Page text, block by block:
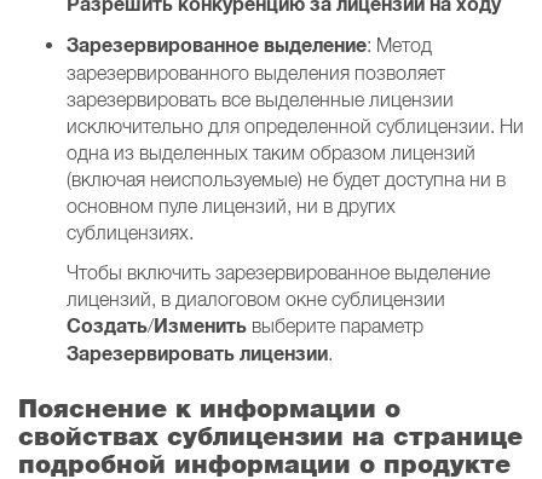
Зарезервированное выделение: Метод
зарезервированного выделения позволяет
зарезервировать все выделенные лицензии
исключительно для определенной сублицензии. Ни
одна из выделенных таким образом лицензий
(включая неиспользуемые) не будет доступна ни в
основном пуле лицензий, ни в других
сублицензиях.
Чтобы включить зарезервированное выделение
лицензий, в диалоговом окне сублицензии
Создать/Изменить выберите параметр
Зарезервировать лицензии.
Пояснение к информации о
свойствах сублицензии на странице
подробной информации о продукте